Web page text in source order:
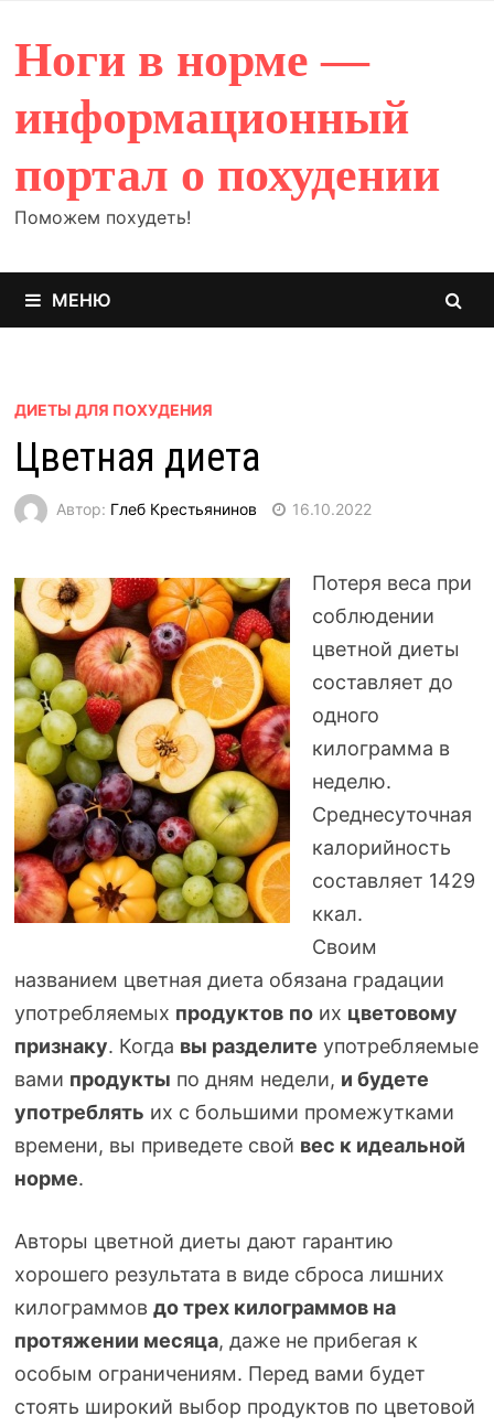
содержимому
Ноги в норме —
информационный
портал о похудении
Поможем похудеть!
МЕНЮ
ДИЕТЫ ДЛЯ ПОХУДЕНИЯ
Цветная диета
Автор: Глеб Крестьянинов 16.10.2022
Потеря веса при
соблюдении
цветной диеты
составляет до
одного
килограмма в
неделю.
Среднесуточная
калорийность
составляет 1429
ккал.
Своим
названием цветная диета обязана градации
употребляемых продуктов поих цветовому
признаку. Когда вы разделите употребляемые
вами продукты по дням недели, и будете
употреблять их с большими промежутками
времени, вы приведете свой вес к идеальной
норме.
Авторы цветной диеты дают гарантию
хорошего результата в виде сброса лишних
килограммов до трех килограммов на
протяжении месяца, даже не прибегая к
особым ограничениям. Перед вами будет
стоять широкий выбор продуктов по цветовой